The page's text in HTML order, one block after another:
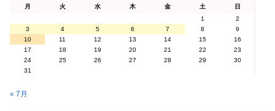
月 火 水 木 金 土
日
1
2
3
4 5 6 7 8
9
10
11 12 13 14 15
16
17
18 19 20 21 22
23
24
25 26 27 28 29
30
31
« 7月